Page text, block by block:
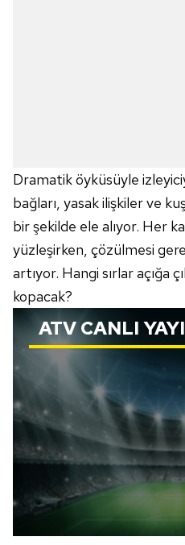
Dramatik öyküsüyle
bağları, yasak ilişkiler ve
bir şekilde ele alıyor. Her
yüzleşirken, çözülmesi
artıyor. Hangi sırlar açığa
kopacak?
ATVCANLI